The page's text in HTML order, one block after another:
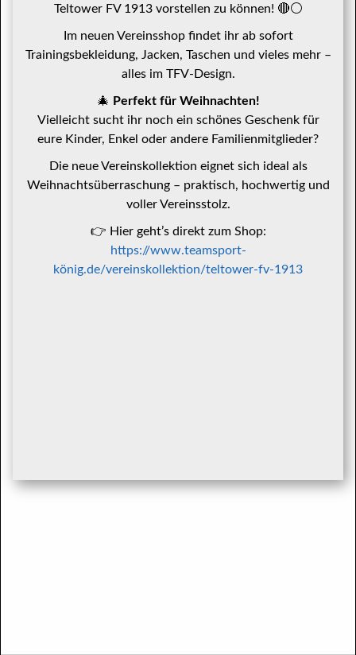
Teltower FV 1913 vorstellen zu können! 🔴⚪️
Im neuen Vereinsshop findet ihr ab sofort
Trainingsbekleidung, Jacken, Taschen und vieles mehr –
alles im TFV-Design.
🎄 Perfekt für Weihnachten!
Vielleicht sucht ihr noch ein schönes Geschenk für
eure Kinder, Enkel oder andere Familienmitglieder?
Die neue Vereinskollektion eignet sich ideal als
Weihnachtsüberraschung – praktisch, hochwertig und
voller Vereinsstolz.
👉 Hier geht’s direkt zum Shop:
https://www.teamsport-
könig.de/vereinskollektion/teltower-fv-1913